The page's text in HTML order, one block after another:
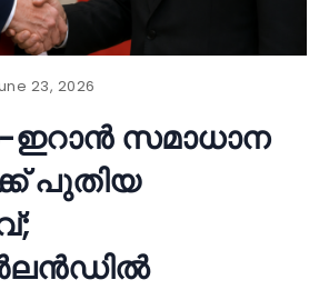
23, 2026
ഇറാൻ സമാധാന
പുതിയ